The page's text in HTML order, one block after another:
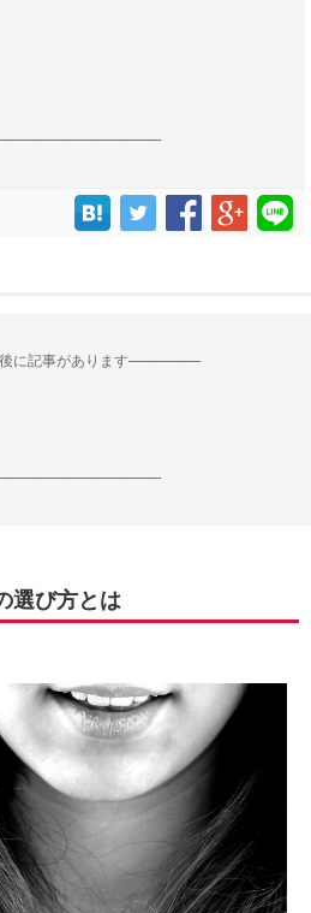
に記事があります--------------------
選び方とは